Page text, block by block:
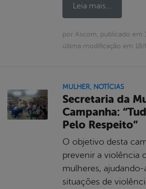
Leia mais...
por Ascom, publicado em
última modificação em
MULHER, NOTÍCIAS
Secretaria da
Campanha:
Pelo Respeito”
O objetivo desta
prevenir a violência
mulheres,
situações de